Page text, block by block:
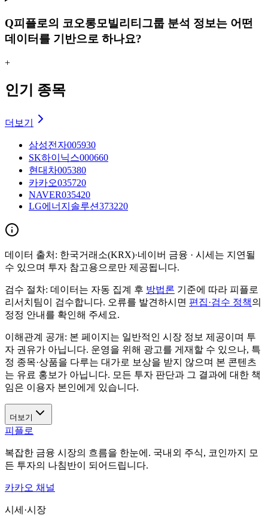
Q피플로의 코오롱모빌리티그룹 분석 정보는 어떤
데이터를 기반으로 하나요?
+
인기 종목
더보기
삼성전자005930
SK하이닉스000660
현대차005380
카카오035720
NAVER035420
LG에너지솔루션373220
데이터 출처: 한국거래소(KRX)·네이버 금융 · 시세는 지연될
수 있으며 투자 참고용으로만 제공됩니다.
검수 절차: 데이터는 자동 집계 후 방법론 기준에 따라 피플로
리서치팀이 검수합니다. 오류를 발견하시면 편집·검수 정책의
정정 안내를 확인해 주세요.
이해관계 공개: 본 페이지는 일반적인 시장 정보 제공이며 투
자 권유가 아닙니다. 운영을 위해 광고를 게재할 수 있으나, 특
정 종목·상품을 다루는 대가로 보상을 받지 않으며 본 콘텐츠
는 유료 홍보가 아닙니다. 모든 투자 판단과 그 결과에 대한 책
임은 이용자 본인에게 있습니다.
더보기
피플로
복잡한 금융 시장의 흐름을 한눈에. 국내외 주식, 코인까지 모
든 투자의 나침반이 되어드립니다.
카카오 채널
시세·시장